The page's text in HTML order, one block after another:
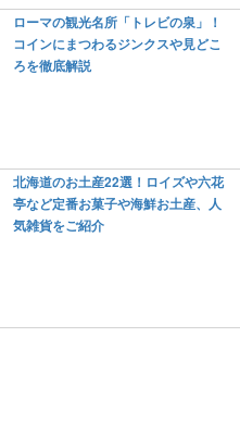
ローマの観光名所「トレビの泉」！
コインにまつわるジンクスや見どこ
ろを徹底解説
北海道のお土産22選！ロイズや六花
亭など定番お菓子や海鮮お土産、人
気雑貨をご紹介